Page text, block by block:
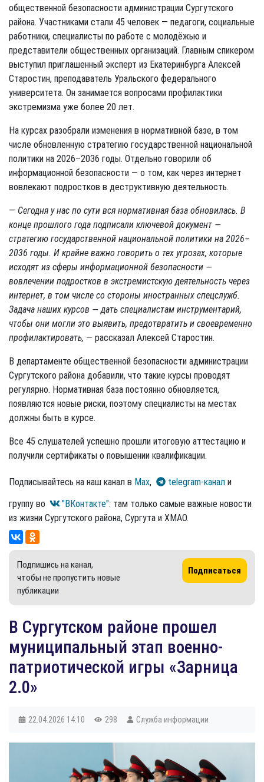
общественной безопасности администрации Сургутского
района. Участниками стали 45 человек — педагоги, социальные
работники, специалисты по работе с молодёжью и
представители общественных организаций. Главным спикером
выступил приглашенный эксперт из Екатеринбурга Алексей
Старостин, преподаватель Уральского федерального
университета. Он занимается вопросами профилактики
экстремизма уже более 20 лет.
На курсах разобрали изменения в нормативной базе, в том
числе обновленную стратегию государственной национальной
политики на 2026–2036 годы. Отдельно говорили об
информационной безопасности — о том, как через интернет
вовлекают подростков в деструктивную деятельность.
— Сегодня у нас по сути вся нормативная база обновилась. В
конце прошлого года подписали ключевой документ —
стратегию государственной национальной политики на 2026–
2036 годы. И крайне важно говорить о тех угрозах, которые
исходят из сферы информационной безопасности —
вовлечении подростков в экстремистскую деятельность через
интернет, в том числе со стороны иностранных спецслужб.
Задача наших курсов — дать специалистам инструментарий,
чтобы они могли это выявить, предотвратить и своевременно
профилактировать, — рассказал Алексей Старостин.
В департаменте общественной безопасности администрации
Сургутского района добавили, что такие курсы проводят
регулярно. Нормативная база постоянно обновляется,
появляются новые риски, поэтому специалисты на местах
должны быть в курсе.
Все 45 слушателей успешно прошли итоговую аттестацию и
получили сертификаты о повышении квалификации.
Подписывайтесь на наш канал в Max, telegram-канал и
группу во
"ВКонтакте": там только самые важные новости
из жизни Сургутского района, Сургута и ХМАО.
Подпишись на канал,
чтобы не пропустить новые
публикации
Подписаться
В Сургутском районе прошел
муниципальный этап военно-
патриотической игры «Зарница
2.0»
22.04.2026 14:10 298 Служба информации